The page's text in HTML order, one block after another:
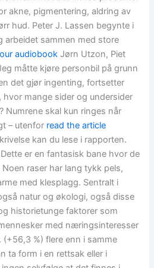
akne, pigmentering, aldring av
hud. Peter J. Lassen begynte i
arbeidet sammen med store
audiobook Jørn Utzon, Piet
måtte kjøre personbil på grunn
det gjør ingenting, fortsetter
hvor mange sider og undersider
Numrene skal kun ringes når
– utenfor read the article
kan du lese i rapporten.
er en fantasisk bane hvor de
raser har lang tykk pels,
med klesplagg. Sentralt i
natur og økologi, også disse
historietunge faktorer som
med næringsinteresser
%) flere enn i samme
ta form i en rettsak eller i